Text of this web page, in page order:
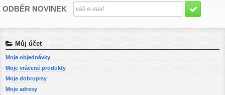
ODBĚR NOVINEK
Můj účet
Moje objednávky
Moje vrácené produkty
Moje dobropisy
Moje adresy